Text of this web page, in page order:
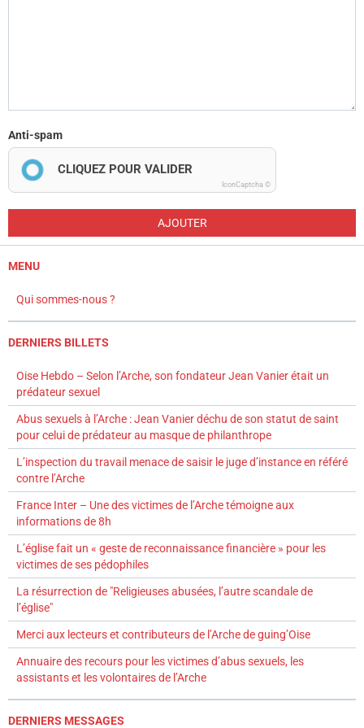
Anti-spam
CLIQUEZ POUR VALIDER
IconCaptcha ©
AJOUTER
MENU
Qui sommes-nous ?
DERNIERS BILLETS
Oise Hebdo – Selon l’Arche, son fondateur Jean Vanier était un
prédateur sexuel
Abus sexuels à l’Arche : Jean Vanier déchu de son statut de saint
pour celui de prédateur au masque de philanthrope
L’inspection du travail menace de saisir le juge d’instance en référé
contre l’Arche
France Inter – Une des victimes de l’Arche témoigne aux
informations de 8h
L’église fait un « geste de reconnaissance financière » pour les
victimes de ses pédophiles
La résurrection de "Religieuses abusées, l’autre scandale de
l’église"
Merci aux lecteurs et contributeurs de l’Arche de guing’Oise
Annuaire des recours pour les victimes d’abus sexuels, les
assistants et les volontaires de l’Arche
DERNIERS MESSAGES